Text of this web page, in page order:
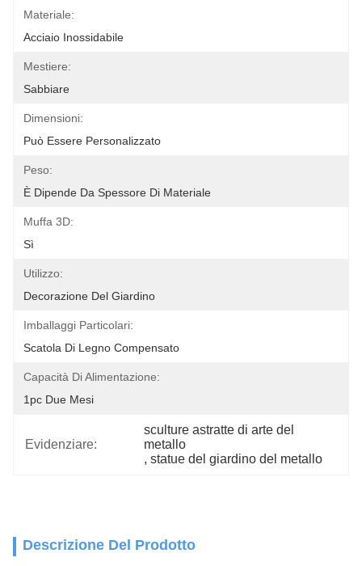
Materiale:
Acciaio Inossidabile
Mestiere:
Sabbiare
Dimensioni:
Può Essere Personalizzato
Peso:
È Dipende Da Spessore Di Materiale
Muffa 3D:
Sì
Utilizzo:
Decorazione Del Giardino
Imballaggi Particolari:
Scatola Di Legno Compensato
Capacità Di Alimentazione:
1pc Due Mesi
Evidenziare:
sculture astratte di arte del
metallo
, statue del giardino del metallo
Descrizione Del Prodotto